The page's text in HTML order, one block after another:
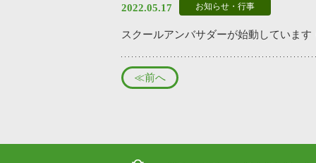
2022.05.17 お知らせ・行事
スクールアンバサダーが始動しています
≪前へ